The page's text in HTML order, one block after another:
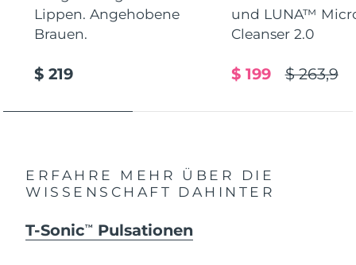
Lippen. Angehobene
Brauen.
$ 219
und LUNA™
Cleanser 2.0
$ 263,9
$ 199
ERFAHRE MEHR ÜBER DIE
WISSENSCHAFT DAHINTER
T-SonicTM Pulsationen